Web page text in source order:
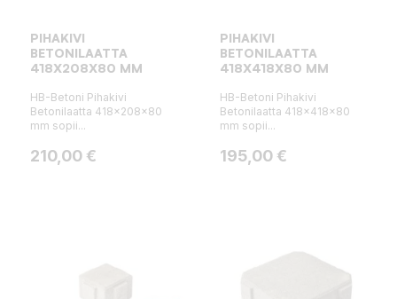
PIHAKIVI
BETONILAATTA
418X208X80 MM
HB-Betoni Pihakivi
Betonilaatta 418x208x80
mm sopii...
Hinta
210,00 €
PIHAKIVI
BETONILAATTA
418X418X80 MM
HB-Betoni Pihakivi
Betonilaatta 418x418x80
mm sopii...
Hinta
195,00 €